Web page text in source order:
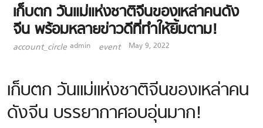
เก็บตก วันแม่แห่งชาติจีนของเหล่าคนดัง
จีน พร้อมหลายข่าวดีที่ทำให้ยิ้มตาม!
account_circle admin event May 9, 2022
เก็บตก วันแม่แห่งชาติจีนของเหล่าคน
ดังจีน บรรยากาศอบอุ่นมาก!